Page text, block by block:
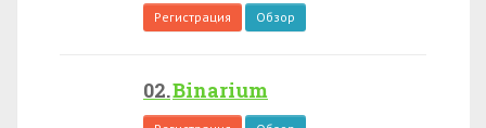
Регистрация Обзор
Binarium